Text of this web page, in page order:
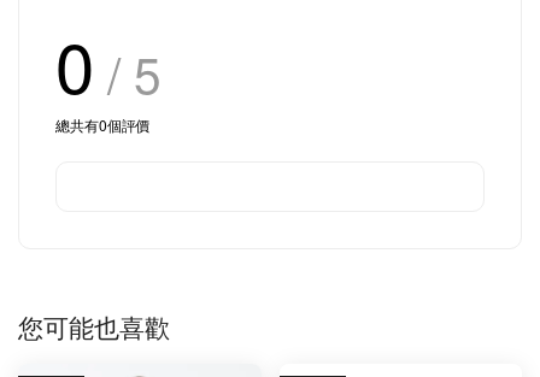
0 / 5
總共有0個評價
您可能也喜歡